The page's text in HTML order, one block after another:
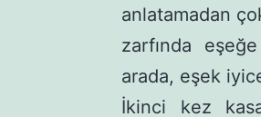
anlatamadan
zarfında
arada, eşek
İkinci kez